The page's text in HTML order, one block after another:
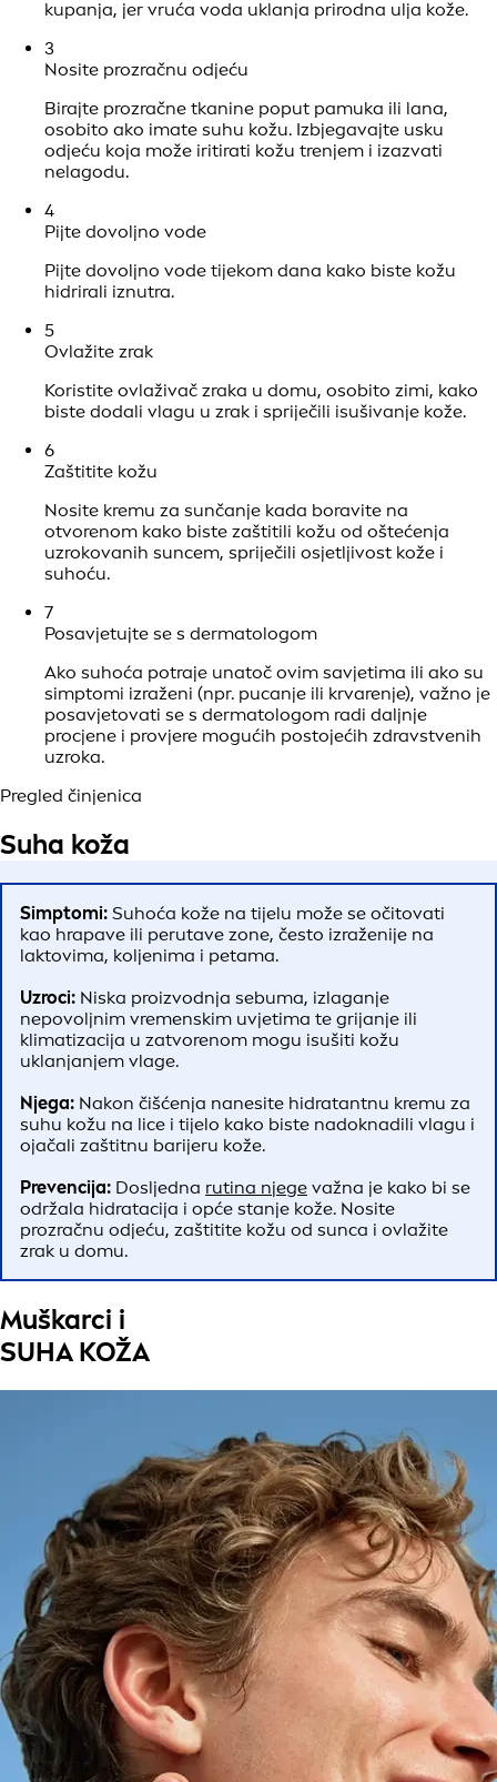
kupanja, jer vruća voda uklanja prirodna ulja kože.
3
Nosite prozračnu odjeću
Birajte prozračne tkanine poput pamuka ili lana,
osobito ako imate suhu kožu. Izbjegavajte usku
odjeću koja može iritirati kožu trenjem i izazvati
nelagodu.
4
Pijte dovoljno vode
Pijte dovoljno vode tijekom dana kako biste kožu
hidrirali iznutra.
5
Ovlažite zrak
Koristite ovlaživač zraka u domu, osobito zimi, kako
biste dodali vlagu u zrak i spriječili isušivanje kože.
6
Zaštitite kožu
Nosite kremu za sunčanje kada boravite na
otvorenom kako biste zaštitili kožu od oštećenja
uzrokovanih suncem, spriječili osjetljivost kože i
suhoću.
7
Posavjetujte se s dermatologom
Ako suhoća potraje unatoč ovim savjetima ili ako su
simptomi izraženi (npr. pucanje ili krvarenje), važno je
posavjetovati se s dermatologom radi daljnje
procjene i provjere mogućih postojećih zdravstvenih
uzroka.
Pregled činjenica
Suha koža
Simptomi: Suhoća kože na tijelu može se očitovati
kao hrapave ili perutave zone, često izraženije na
laktovima, koljenima i petama.
Uzroci: Niska proizvodnja sebuma, izlaganje
nepovoljnim vremenskim uvjetima te grijanje ili
klimatizacija u zatvorenom mogu isušiti kožu
uklanjanjem vlage.
Njega: Nakon čišćenja nanesite hidratantnu kremu za
suhu kožu na lice i tijelo kako biste nadoknadili vlagu i
ojačali zaštitnu barijeru kože.
Prevencija: Dosljedna rutina njege važna je kako bi se
održala hidratacija i opće stanje kože. Nosite
prozračnu odjeću, zaštitite kožu od sunca i ovlažite
zrak u domu.
Muškarci i
SUHA KOŽA